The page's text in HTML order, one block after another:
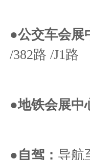
●公交车会展
/382路 /J1路
●地铁会展中
●自驾： 导航